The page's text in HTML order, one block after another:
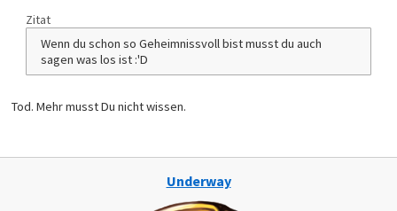
Zitat
Wenn du schon so Geheimnissvoll bist musst du auch
sagen was los ist :'D
Tod. Mehr musst Du nicht wissen.
Underway